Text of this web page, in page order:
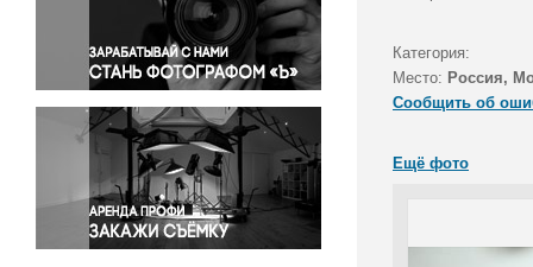
Правосудие
Происшествия и конфликты
Религия
Светская жизнь
Спорт
Экология
Экономика и бизнес
Категория:
Место: Россия,
Сообщить об
Ещё фото